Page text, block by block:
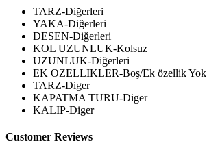
TARZ-Diğerleri
YAKA-Diğerleri
DESEN-Diğerleri
KOL UZUNLUK-Kolsuz
UZUNLUK-Diğerleri
EK OZELLIKLER-Boş/Ek özellik Yok
TARZ-Diger
KAPATMA TURU-Diger
KALIP-Diger
Customer Reviews